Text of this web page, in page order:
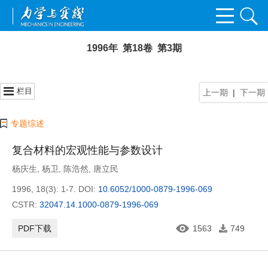
1996年 第18卷 第3期
上一期 | 下一期
栏目
专题综述
复合材料的宏观性能与参数设计
杨庆生 杨卫 陈浩然 唐立民
1996, 18(3): 1-7. DOI: 10.6052/1000-0879-1996-069
CSTR: 32047.14.1000-0879-1996-069
PDF下载 1563 749